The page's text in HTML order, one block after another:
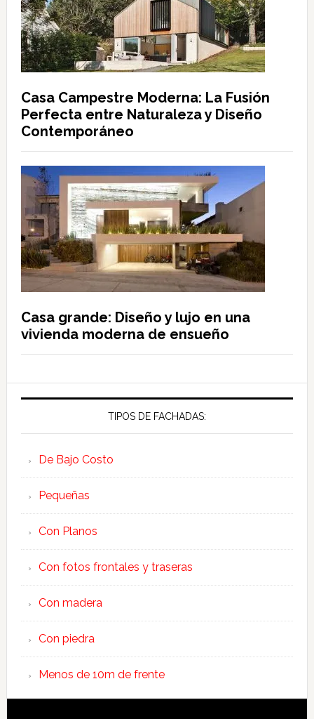
Casa Campestre Moderna: La Fusión
Perfecta entre Naturaleza y Diseño
Contemporáneo
Casa grande: Diseño y lujo en una
vivienda moderna de ensueño
TIPOS DE FACHADAS:
De Bajo Costo
Pequeñas
Con Planos
Con fotos frontales y traseras
Con madera
Con piedra
Menos de 10m de frente